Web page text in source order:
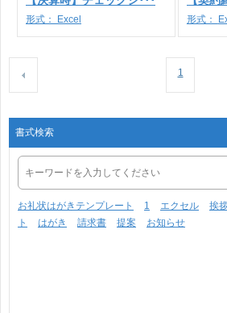
形式： Excel 形式：
1
書式検索
お礼状はがきテンプレート 1 エクセル 挨
ト
はがき 請求書 提案 お知らせ